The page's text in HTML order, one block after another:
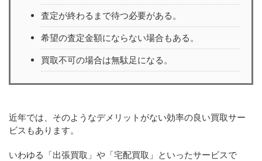
査定が終わるまで待つ必要がある。
希望の査定金額にならない場合もある。
買取不可の場合は無駄足になる。
近年では、そのようなデメリットがない効率の良い買取サー
ビスもあります。
いわゆる「出張買取」や「宅配買取」といったサービスで